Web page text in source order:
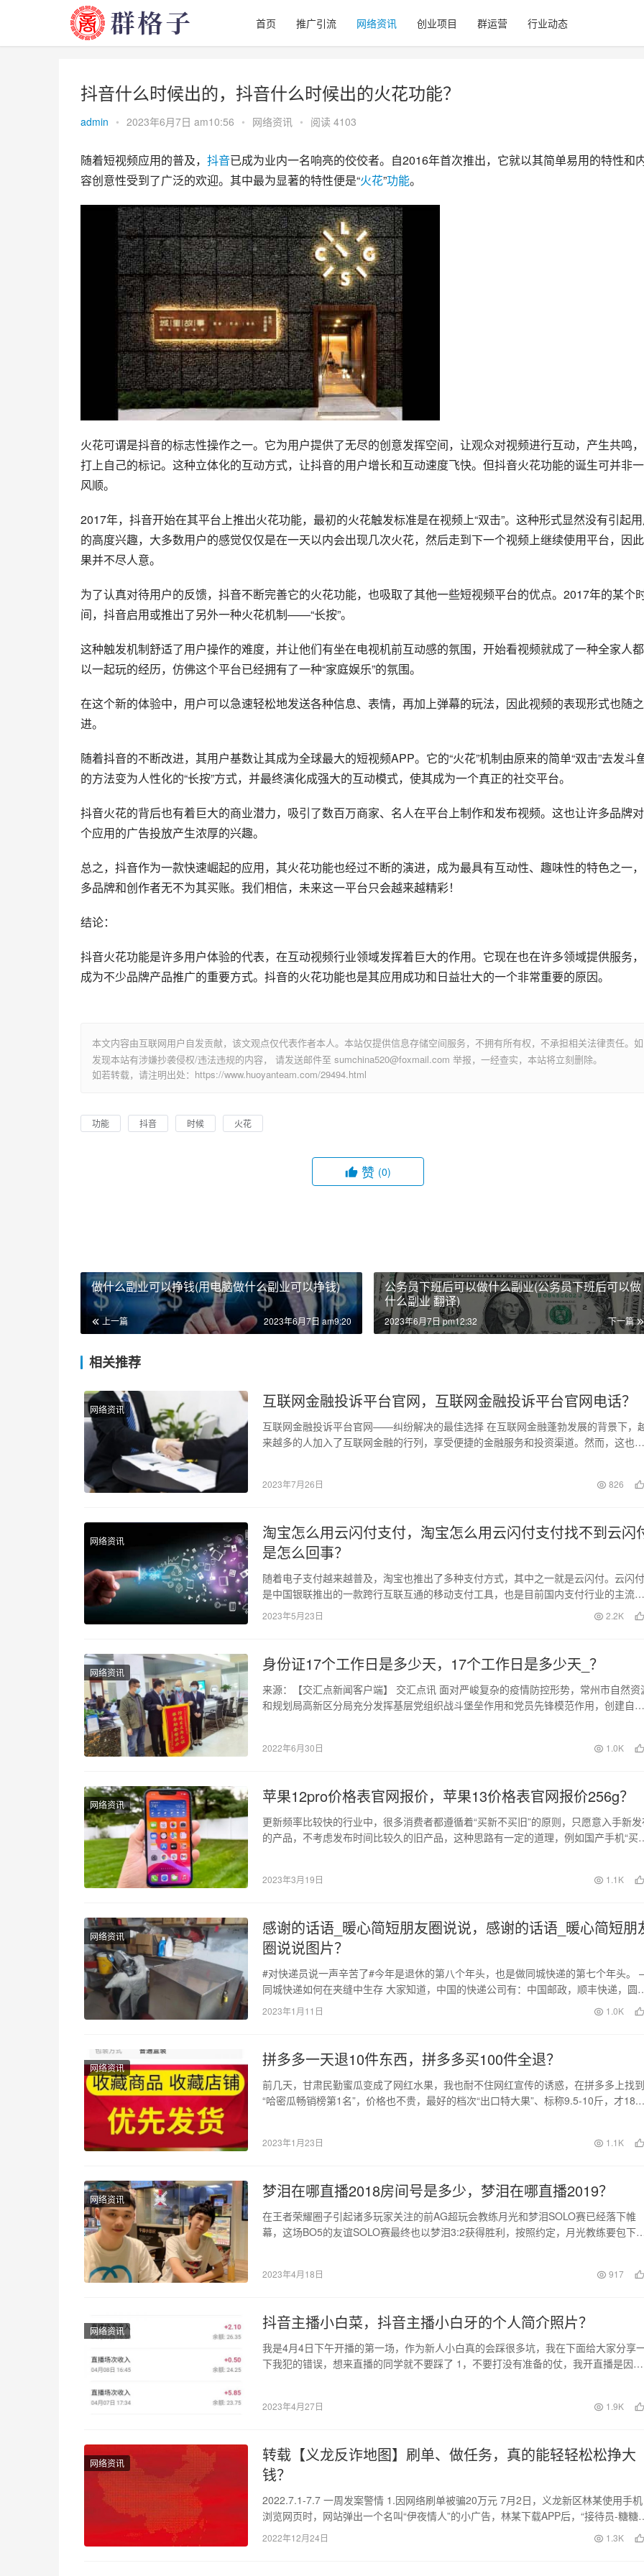
首页 推广引流 网络资讯 创业项目 群运营 行业动态
抖音什么时候出的，抖音什么时候出的火花功能？
admin • 2023年6月7日 am10:56 • 网络资讯 • 阅读 4103
随着短视频应用的普及， 抖音已成为业内一名响亮的佼佼者。自2016年首次推出，它就以其简单易用的特性和
容创意性受到了广泛的欢迎。其中最为显著的特性便是“火花”功能。
火花可谓是抖音的标志性操作之一。它为用户提供了无尽的创意发挥空间，让观众对视频进行互动，产生共鸣
打上自己的标记。这种立体化的互动方式，让抖音的用户增长和互动速度飞快。但抖音火花功能的诞生可并非
风顺。
2017年，抖音开始在其平台上推出火花功能，最初的火花触发标准是在视频上“双击”。这种形式显然没有引起
的高度兴趣，大多数用户的感觉仅仅是在一天以内会出现几次火花，然后走到下一个视频上继续使用平台，因
果并不尽人意。
为了认真对待用户的反馈，抖音不断完善它的火花功能，也吸取了其他一些短视频平台的优点。2017年的某个
间，抖音启用或推出了另外一种火花机制——“长按”。
这种触发机制舒适了用户操作的难度，并让他们有坐在电视机前互动感的氛围，开始看视频就成了一种全家人
以一起玩的经历，仿佛这个平台已经拥有了一种“家庭娱乐”的氛围。
在这个新的体验中，用户可以急速轻松地发送各种信息、表情，再加上弹幕的玩法，因此视频的表现形式也随
进。
随着抖音的不断改进，其用户基数让其成为全球最大的短视频APP。它的“火花”机制由原来的简单“双击”去发斗
的方法变为人性化的“长按”方式，并最终演化成强大的互动模式，使其成为一个真正的社交平台。
抖音火花的背后也有着巨大的商业潜力，吸引了数百万商家、名人在平台上制作和发布视频。这也让许多品牌
个应用的广告投放产生浓厚的兴趣。
总之，抖音作为一款快速崛起的应用，其火花功能也经过不断的演进，成为最具有互动性、趣味性的特色之一
多品牌和创作者无不为其买账。我们相信，未来这一平台只会越来越精彩！
结论：
抖音火花功能是许多用户体验的代表，在互动视频行业领域发挥着巨大的作用。它现在也在许多领域提供服务
成为不少品牌产品推广的重要方式。抖音的火花功能也是其应用成功和日益壮大的一个非常重要的原因。
本文内容由互联网用户自发贡献，该文观点仅代表作者本人。本站仅提供信息存储空间服务，不拥有所有权，不承担相关法律责任。如
发现本站有涉嫌抄袭侵权/违法违规的内容， 请发送邮件至 sumchina520@foxmail.com 举报，一经查实，本站将立刻删除。
如若转载，请注明出处：https://www.huoyanteam.com/29494.html
功能 抖音 时候 火花
赞 (0)
做什么副业可以挣钱(用电脑做什么副业可以挣钱)
上一篇 2023年6月7日 am9:20
公务员下班后可以做什么副业(公务员下班后可以做
什么副业 翻译)
下一篇
2023年6月7日 pm12:32
相关推荐
网络资讯 互联网金融投诉平台官网，互联网金融投诉平台官网电话？
互联网金融投诉平台官网——纠纷解决的最佳选择 在互联网金融蓬勃发展的背景下，
来越多的人加入了互联网金融的行列，享受便捷的金融服务和投资渠道。然而，这也伴
2023年7月26日 826
网络资讯
淘宝怎么用云闪付支付，淘宝怎么用云闪付支付找不到云闪
是怎么回事？
随着电子支付越来越普及，淘宝也推出了多种支付方式，其中之一就是云闪付。云闪付
是中国银联推出的一款跨行互联互通的移动支付工具，也是目前国内支付行业的主流支
付方式之一。那么，如何在淘宝…
2023年5月23日 2.2K
网络资讯 身份证17个工作日是多少天，17个工作日是多少天_？
来源：【交汇点新闻客户端】 交汇点讯 面对严峻复杂的疫情防控形势，常州市自然资
和规划局高新区分局充分发挥基层党组织战斗堡垒作用和党员先锋模范作用，创建自然
2022年6月30日 1.0K
网络资讯 苹果12pro价格表官网报价，苹果13价格表官网报价256g？
更新频率比较快的行业中，很多消费者都遵循着“买新不买旧”的原则，只愿意入手新
的产品，不考虑发布时间比较久的旧产品，这种思路有一定的道理，例如国产手机“买
2023年3月19日 1.1K
网络资讯
感谢的话语_暖心简短朋友圈说说，感谢的话语_暖心简短朋
圈说说图片？
#对快递员说一声辛苦了#今年是退休的第八个年头，也是做同城快递的第七个年头。
同城快递如何在夹缝中生存 大家知道，中国的快递公司有：中国邮政，顺丰快递，圆
快递，中通快递、申通…
2023年1月11日 1.0K
网络资讯 拼多多一天退10件东西，拼多多买100件全退？
前几天，甘肃民勤蜜瓜变成了网红水果，我也耐不住网红宣传的诱惑，在拼多多上找到
“哈密瓜畅销榜第1名”，价格也不贵，最好的档次“出口特大果”、标称9.5-10斤，才18.8
2023年1月23日 1.1K
网络资讯 梦泪在哪直播2018房间号是多少，梦泪在哪直播2019？
在王者荣耀圈子引起诸多玩家关注的前AG超玩会教练月光和梦泪SOLO赛已经落下帷
幕，这场BO5的友谊SOLO赛最终也以梦泪3:2获得胜利，按照约定，月光教练要包下
2023年4月18日 917
网络资讯 抖音主播小白菜，抖音主播小白牙的个人简介照片？
我是4月4日下午开播的第一场，作为新人小白真的会踩很多坑，我在下面给大家分享
下我犯的错误，想来直播的同学就不要踩了 1，不要打没有准备的仗，我开直播是因为
2023年4月27日 1.9K
网络资讯
转载【义龙反诈地图】刷单、做任务，真的能轻轻松松挣大
钱？
2022.7.1-7.7 一周发案警情 1.因网络刷单被骗20万元 7月2日，义龙新区林某使用手机
浏览网页时，网站弹出一个名叫“伊夜情人”的小广告，林某下载APP后，“接待员-糖
2022年12月24日 1.3K